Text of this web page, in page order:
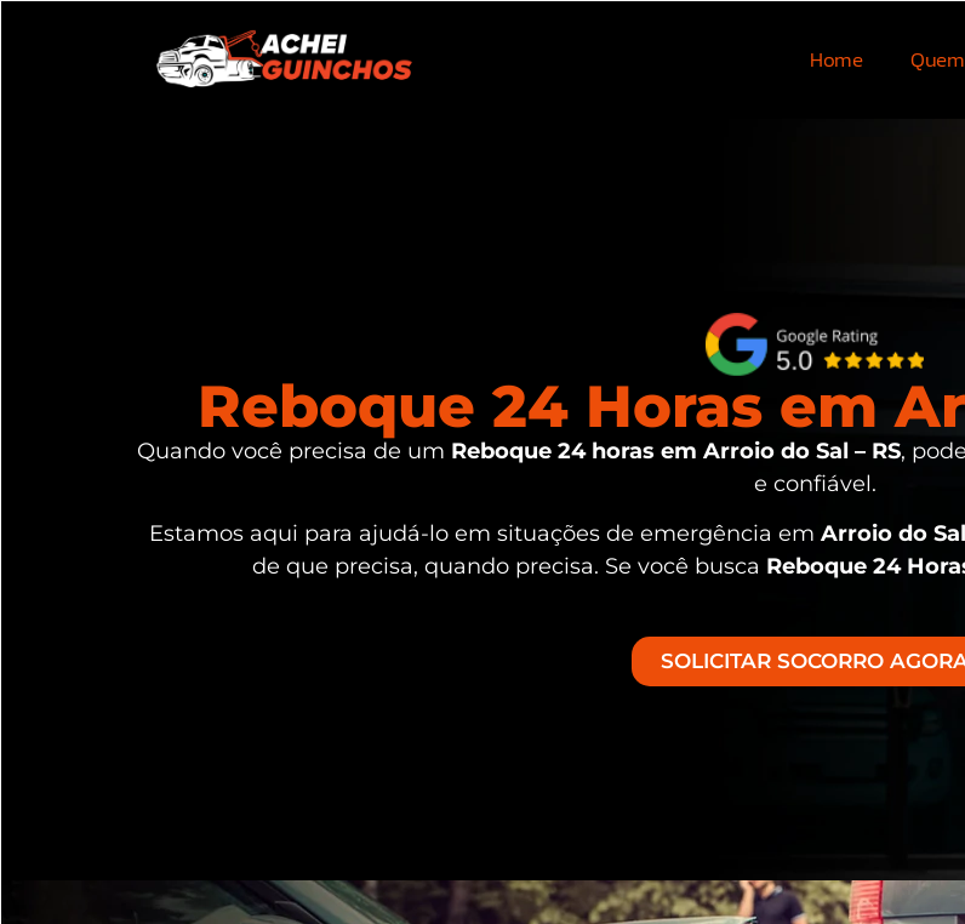
Home
Reboque 24 Horas em
Quando você precisa de um Reboque 24 horas em Arroio do Sal – RS,
e confiável.
Estamos aqui para ajudá-lo em situações de emergência em Arroio do Sal
de que precisa, quando precisa. Se você busca Reboque 24
SOLICITAR SOCORRO